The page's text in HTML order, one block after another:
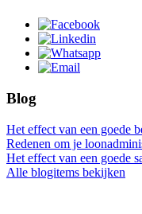
Blog
Het effect van een goede
Redenen om je
Het effect van een goede
Alle blogitems bekijken